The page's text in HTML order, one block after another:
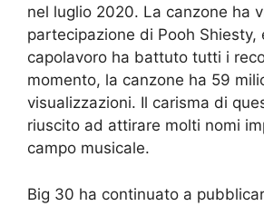
nel luglio 2020. La canzone ha
partecipazione di Pooh Shiesty,
capolavoro ha battuto tutti i
momento, la canzone ha 59
visualizzazioni. Il carisma di
riuscito ad attirare molti nomi
campo musicale.
Big 30 ha continuato a